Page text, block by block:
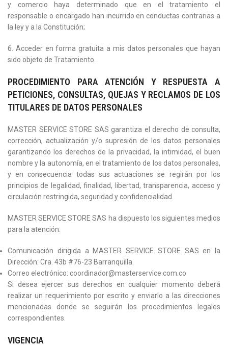
y comercio haya determinado que en el tratamiento el
responsable o encargado han incurrido en conductas contrarias a
la ley y a la Constitución;
6. Acceder en forma gratuita a mis datos personales que hayan
sido objeto de Tratamiento.
PROCEDIMIENTO PARA ATENCIÓN Y RESPUESTA A
PETICIONES, CONSULTAS, QUEJAS Y RECLAMOS DE LOS
TITULARES DE DATOS PERSONALES
MASTER SERVICE STORE SAS garantiza el derecho de consulta,
corrección, actualización y/o supresión de los datos personales
garantizando los derechos de la privacidad, la intimidad, el buen
nombre y la autonomía, en el tratamiento de los datos personales,
y en consecuencia todas sus actuaciones se regirán por los
principios de legalidad, finalidad, libertad, transparencia, acceso y
circulación restringida, seguridad y confidencialidad.
MASTER SERVICE STORE SAS ha dispuesto los siguientes medios
para la atención:
Comunicación dirigida a MASTER SERVICE STORE SAS en la
Dirección: Cra. 43b #76-23 Barranquilla.
Correo electrónico: coordinador@masterservice.com.co
Si desea ejercer sus derechos en cualquier momento deberá
realizar un requerimiento por escrito y enviarlo a las direcciones
mencionadas donde se seguirán los procedimientos legales
correspondientes.
VIGENCIA